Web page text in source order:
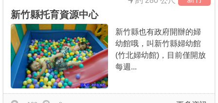
新竹縣托育資源中心
新竹縣也有政府開辦的婦
幼館哦，叫新竹縣婦幼館
(竹北婦幼館)，目前僅開放
每週...